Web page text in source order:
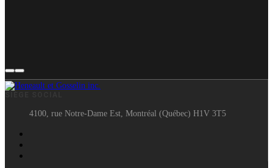
4100, rue Notre-Dame Est, Montréal (Québec) H1V 3T5